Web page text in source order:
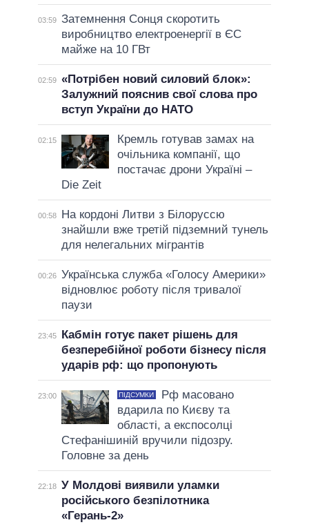
03:59 Затемнення Сонця скоротить
виробництво електроенергії в ЄС
майже на 10 ГВт
02:59 «Потрібен новий силовий блок»:
Залужний пояснив свої слова про
вступ України до НАТО
02:15
Кремль готував замах на
очільника компанії, що
постачає дрони Україні –
Die Zeit
00:58
На кордоні Литви з Білоруссю
знайшли вже третій підземний тунель
для нелегальних мігрантів
00:26 Українська служба «Голосу Америки»
відновлює роботу після тривалої
паузи
23:45
Кабмін готує пакет рішень для
безперебійної роботи бізнесу після
ударів рф: що пропонують
23:00 ПІДСУМКИ
Рф масовано
вдарила по Києву та
області, а експосолці
Стефанішиній вручили підозру.
Головне за день
22:18 У Молдові виявили уламки
російського безпілотника
«Герань-2»